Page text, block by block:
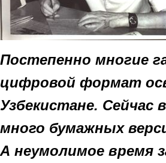
Постепенно многие
цифровой формат
Узбекистане. Cейчас
много бумажных
А неумолимое время